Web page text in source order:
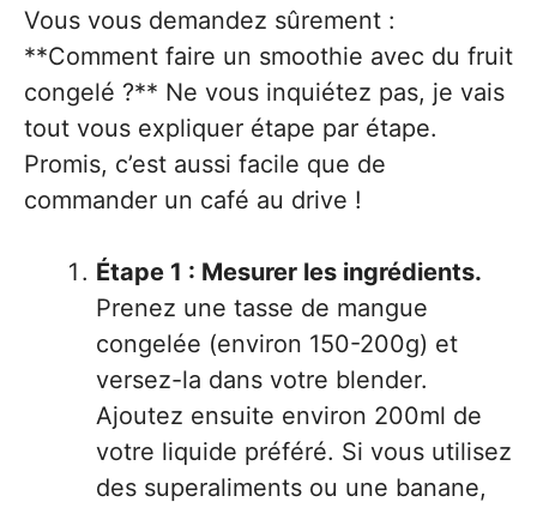
Vous vous demandez sûrement :
**Comment faire un smoothie avec du fruit
congelé ?** Ne vous inquiétez pas, je vais
tout vous expliquer étape par étape.
Promis, c’est aussi facile que de
commander un café au drive !
Étape 1 : Mesurer les ingrédients.
Prenez une tasse de mangue
congelée (environ 150-200g) et
versez-la dans votre blender.
Ajoutez ensuite environ 200ml de
votre liquide préféré. Si vous utilisez
des superaliments ou une banane,